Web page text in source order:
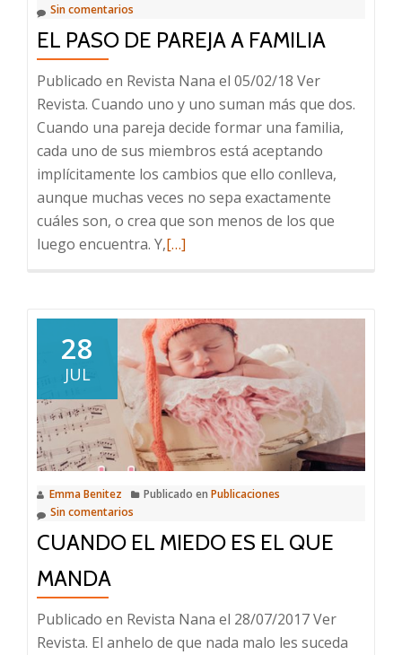
Sin comentarios
EL PASO DE PAREJA A FAMILIA
Publicado en Revista Nana el 05/02/18 Ver
Revista. Cuando uno y uno suman más que dos.
Cuando una pareja decide formar una familia,
cada uno de sus miembros está aceptando
implícitamente los cambios que ello conlleva,
aunque muchas veces no sepa exactamente
cuáles son, o crea que son menos de los que
luego encuentra. Y,Leer
Paso
de
Pareja
a
Familia
[…]
28
JUL
Emma Benitez Publicado en Publicaciones
Sin comentarios
CUANDO EL MIEDO ES EL QUE
MANDA
Publicado en Revista Nana el 28/07/2017 Ver
Revista. El anhelo de que nada malo les suceda